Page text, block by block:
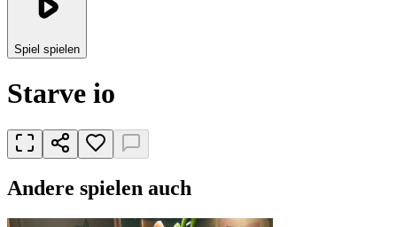
Spiel spielen
Starve io
Andere spielen auch